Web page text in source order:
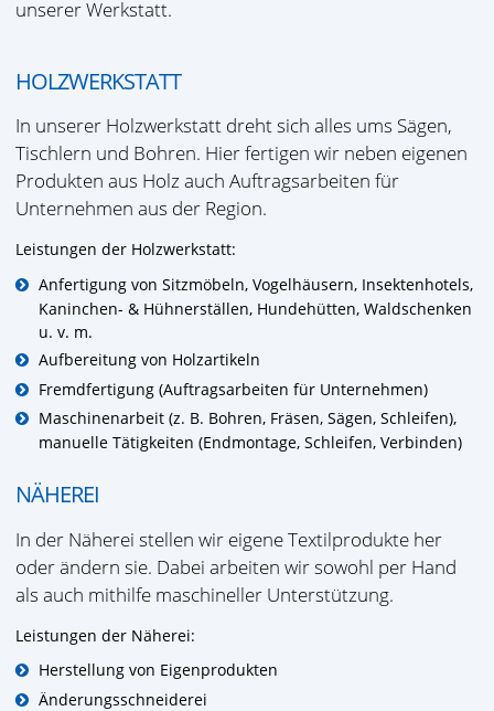
unserer Werkstatt.
HOLZWERKSTATT
In unserer Holzwerkstatt dreht sich alles ums Sägen,
Tischlern und Bohren. Hier fertigen wir neben eigenen
Produkten aus Holz auch Auftragsarbeiten für
Unternehmen aus der Region.
Leistungen der Holzwerkstatt:
Anfertigung von Sitzmöbeln, Vogelhäusern, Insektenhotels,
Kaninchen- & Hühnerställen, Hundehütten, Waldschenken
u. v. m.
Aufbereitung von Holzartikeln
Fremdfertigung (Auftragsarbeiten für Unternehmen)
Maschinenarbeit (z. B. Bohren, Fräsen, Sägen, Schleifen),
manuelle Tätigkeiten (Endmontage, Schleifen, Verbinden)
NÄHEREI
In der Näherei stellen wir eigene Textilprodukte her
oder ändern sie. Dabei arbeiten wir sowohl per Hand
als auch mithilfe maschineller Unterstützung.
Leistungen der Näherei:
Herstellung von Eigenprodukten
Änderungsschneiderei